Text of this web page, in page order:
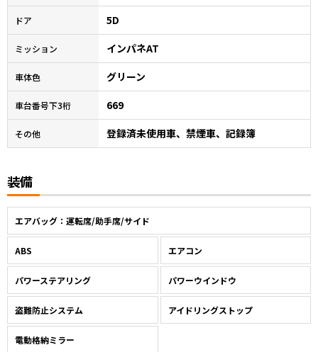
ドア 5D
ミッション インパネAT
車体色 グリーン
車台番号下3桁 669
その他 登録済未使用車、禁煙車、記録簿
装備
エアバッグ：運転席/助手席/サイド
ABS エアコン
パワーステアリング パワーウインドウ
盗難防止システム アイドリングストップ
電動格納ミラー